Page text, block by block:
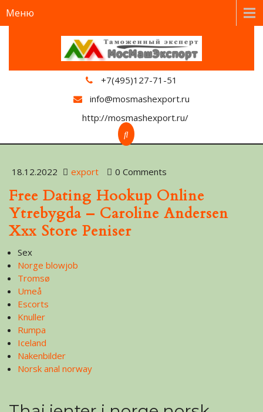
Меню
+7(495)127-71-51
info@mosmashexport.ru
http://mosmashexport.ru/
18.12.2022 export 0 Comments
Free Dating Hookup Online
Ytrebygda – Caroline Andersen
Xxx Store Peniser
Sex
Norge blowjob
Tromsø
Umeå
Escorts
Knuller
Rumpa
Iceland
Nakenbilder
Norsk anal norway